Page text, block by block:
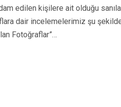
edilen kişilere ait olduğu
dair incelemelerimiz şu
Fotoğraflar”…